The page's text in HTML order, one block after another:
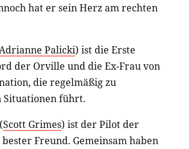
hat er sein Herz am rechten
Palicki) ist die Erste
der Orville und die Ex-Frau von
die regelmäßig zu
Situationen führt.
Scott Grimes) ist der Pilot der
Freund. Gemeinsam haben